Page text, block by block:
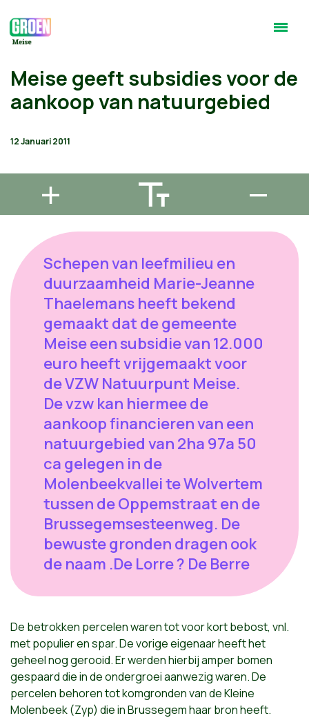
Meise geeft subsidies voor de
aankoop van natuurgebied
12 Januari 2011
Schepen van leefmilieu en
duurzaamheid Marie-Jeanne
Thaelemans heeft bekend
gemaakt dat de gemeente
Meise een subsidie van 12.000
euro heeft vrijgemaakt voor
de VZW Natuurpunt Meise.
De vzw kan hiermee de
aankoop financieren van een
natuurgebied van 2ha 97a 50
ca gelegen in de
Molenbeekvallei te Wolvertem
tussen de Oppemstraat en de
Brussegemsesteenweg. De
bewuste gronden dragen ook
de naam .De Lorre ? De Berre
De betrokken percelen waren tot voor kort bebost, vnl.
met populier en spar. De vorige eigenaar heeft het
geheel nog gerooid. Er werden hierbij amper bomen
gespaard die in de ondergroei aanwezig waren. De
percelen behoren tot komgronden van de Kleine
Molenbeek (Zyp) die in Brussegem haar bron heeft.